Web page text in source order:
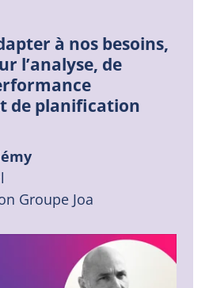
à nos besoins,
l’analyse, de
de planification
Groupe Joa